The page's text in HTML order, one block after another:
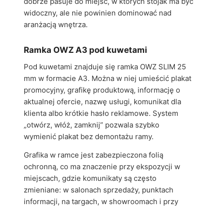
widoczny, ale nie powinien dominować nad
aranżacją wnętrza.
Ramka OWZ A3 pod kuwetami
Pod kuwetami znajduje się ramka OWZ SLIM 25
mm w formacie A3. Można w niej umieścić plakat
promocyjny, grafikę produktową, informację o
aktualnej ofercie, nazwę usługi, komunikat dla
klienta albo krótkie hasło reklamowe. System
„otwórz, włóż, zamknij” pozwala szybko
wymienić plakat bez demontażu ramy.
Grafika w ramce jest zabezpieczona folią
ochronną, co ma znaczenie przy ekspozycji w
miejscach, gdzie komunikaty są często
zmieniane: w salonach sprzedaży, punktach
informacji, na targach, w showroomach i przy